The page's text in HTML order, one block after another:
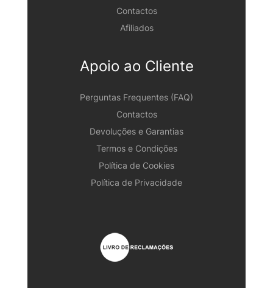
Contactos
Afiliados
Apoio ao Cliente
Perguntas Frequentes (FAQ)
Contactos
Devoluções e Garantias
Termos e Condições
Política de Cookies
Política de Privacidade